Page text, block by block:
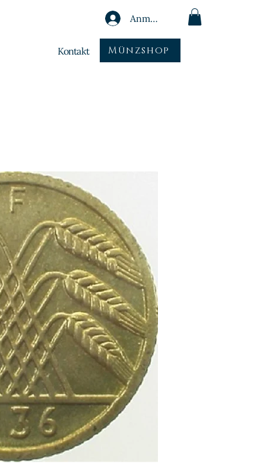
Kontakt
Anmelden
Münzshop